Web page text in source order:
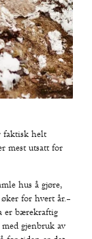
faktisk helt
mest utsatt for
hus å gjøre,
for hvert år.–
er bærekraftig
gjenbruk av